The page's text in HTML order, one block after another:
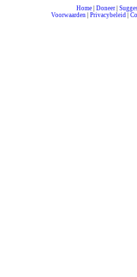
Home| Doneer|
Voorwaarden| Privacybeleid|